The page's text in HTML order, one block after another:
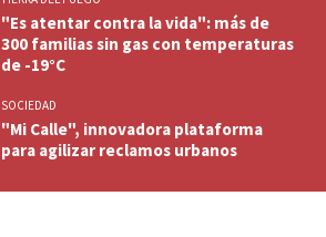
"Es atentar contra la vida": más de
300 familias sin gas con temperaturas
de -19°C
SOCIEDAD
"Mi Calle", innovadora plataforma
para agilizar reclamos urbanos